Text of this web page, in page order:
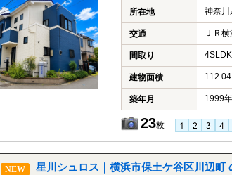
所在地 神奈川
交通 ＪＲ
間取り 4SLDK
建物面積 112.04
築年月 1999
23枚
NEW 星川シュロス｜横浜市保土ケ谷区川辺町